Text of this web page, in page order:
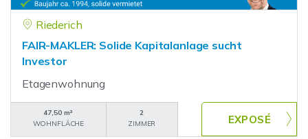
Riederich
FAIR-MAKLER: Solide Kapitalanlage sucht
Investor
Etagenwohnung
47,50 m²
WOHNFLÄCHE
2
ZIMMER